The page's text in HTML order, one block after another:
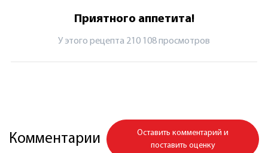
Приятного аппетита!
У этого рецепта 210 108 просмотров
Комментарии
Оставить комментарий и
поставить оценку